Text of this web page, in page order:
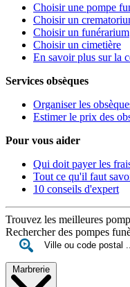
Choisir une pompe
Choisir un
Choisir un funérarium
Choisir un cimetière
En savoir plus sur la
Services obsèques
Organiser les
Estimer le prix des
Pour vous aider
Qui doit payer les
Tout ce qu'il faut
10 conseils d'expert
Trouvez les meilleures
Rechercher des pompes
Marbrerie